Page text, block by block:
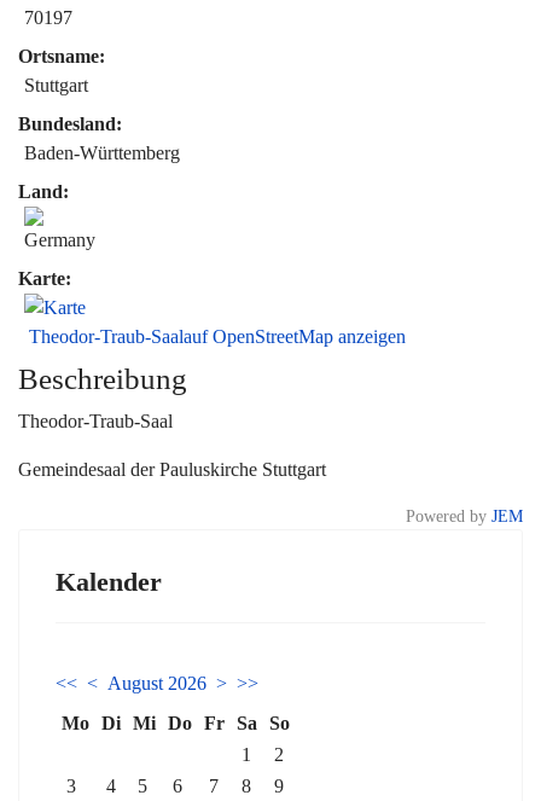
70197
Ortsname:
Stuttgart
Bundesland:
Baden-Württemberg
Land:
Karte:
Theodor-Traub-Saalauf OpenStreetMap anzeigen
Beschreibung
Theodor-Traub-Saal
Gemeindesaal der Pauluskirche Stuttgart
Powered by JEM
Kalender
<< < August 2026 > >>
Mo Di Mi Do Fr Sa
So
1
2
3
4 5 6 7 8
9